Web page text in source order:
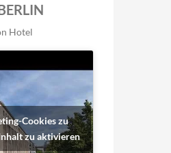
Hotel
Cookies zu
zu aktivieren